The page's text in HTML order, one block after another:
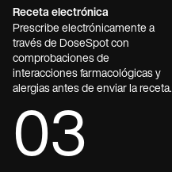
Receta electrónica
Prescribe electrónicamente a
través de DoseSpot con
comprobaciones de
interacciones farmacológicas y
alergias antes de enviar la receta.
03